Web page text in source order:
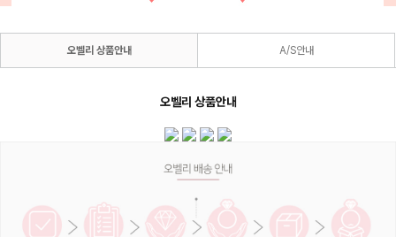
오벨리 상품안내 A/S안내
오벨리 상품안내